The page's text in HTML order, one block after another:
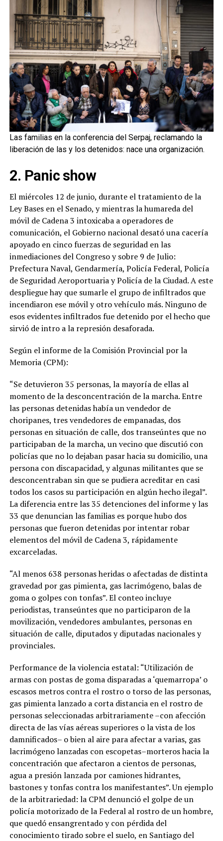
Las familias en la conferencia del Serpaj, reclamando la
liberación de las y los detenidos: nace una organización.
2. Panic show
El miércoles 12 de junio, durante el tratamiento de la
Ley Bases en el Senado, y mientras la humareda del
móvil de Cadena 3 intoxicaba a operadores de
comunicación, el Gobierno nacional desató una cacería
apoyado en cinco fuerzas de seguridad en las
inmediaciones del Congreso y sobre 9 de Julio:
Prefectura Naval, Gendarmería, Policía Federal, Policía
de Seguridad Aeroportuaria y Policía de la Ciudad. A este
despliegue hay que sumarle el grupo de infiltrados que
incendiaron ese móvil y otro vehículo más. Ninguno de
esos evidentes infiltrados fue detenido por el hecho que
sirvió de intro a la represión desaforada.
Según el informe de la Comisión Provincial por la
Memoria (CPM):
“Se detuvieron 35 personas, la mayoría de ellas al
momento de la desconcentración de la marcha. Entre
las personas detenidas había un vendedor de
choripanes, tres vendedores de empanadas, dos
personas en situación de calle, dos transeúntes que no
participaban de la marcha, un vecino que discutió con
policías que no lo dejaban pasar hacia su domicilio, una
persona con discapacidad, y algunas militantes que se
desconcentraban sin que se pudiera acreditar en casi
todos los casos su participación en algún hecho ilegal”.
La diferencia entre las 35 detenciones del informe y las
33 que denuncian las familias es porque hubo dos
personas que fueron detenidas por intentar robar
elementos del móvil de Cadena 3, rápidamente
excarceladas.
“Al menos 638 personas heridas o afectadas de distinta
gravedad por gas pimienta, gas lacrimógeno, balas de
goma o golpes con tonfas”. El conteo incluye
periodistas, transeúntes que no participaron de la
movilización, vendedores ambulantes, personas en
situación de calle, diputados y diputadas nacionales y
provinciales.
Performance de la violencia estatal: “Utilización de
armas con postas de goma disparadas a ‘quemarropa’ o
escasos metros contra el rostro o torso de las personas,
gas pimienta lanzado a corta distancia en el rostro de
personas seleccionadas arbitrariamente –con afección
directa de las vías aéreas superiores o la vista de los
damnificados– o bien al aire para afectar a varias, gas
lacrimógeno lanzadas con escopetas–morteros hacia la
concentración que afectaron a cientos de personas,
agua a presión lanzada por camiones hidrantes,
bastones y tonfas contra los manifestantes”. Un ejemplo
de la arbitrariedad: la CPM denunció el golpe de un
policía motorizado de la Federal al rostro de un hombre,
que quedó ensangrentado y con pérdida del
conocimiento tirado sobre el suelo, en Santiago del